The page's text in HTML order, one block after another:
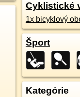
Cyklistické
1x bicyklový
Šport
Kategórie